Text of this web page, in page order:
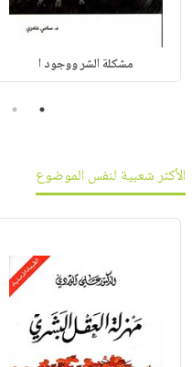
مشكلة الشر ووجود ا
1
2
الأكثر شعبية لنفس الموضوع